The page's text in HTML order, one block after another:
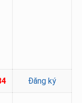
Đăng ký